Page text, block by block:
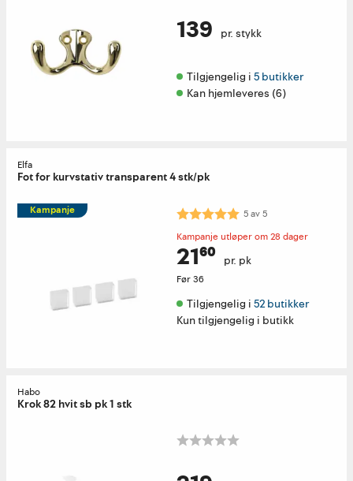
139 pr. stykk
Tilgjengelig i 5 butikker
Kan hjemleveres (6)
Elfa
Fot for kurvstativ transparent 4 stk/pk
Kampanje Karakter: 5.0 av 5 mulige
5av5
Kampanje utløper om 28 dager
21⁶⁰ pr. pk
Før36
Tilgjengelig i 52 butikker
Kun tilgjengelig i butikk
Habo
Krok 82 hvit sb pk 1 stk